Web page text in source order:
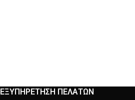
ΕΞΥΠΗΡΕΤΗΣΗ ΠΕΛΑΤΩΝ